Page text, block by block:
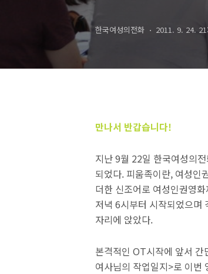
진행
한국여성의전화 2011. 9. 24.
만나서 반갑습니다!
지난 9월 22일 한국여성의
되었다. 피움족이란, 여성인
더한 신조어로 여성인권영
저녁 6시부터 시작되었으며
자리에 앉았다.
본격적인 OT시작에 앞서
여사님의 작업일지>로 이번